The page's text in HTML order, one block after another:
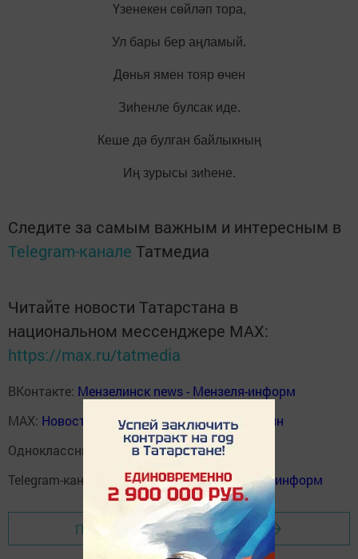
Үзенекен сөйләп тора,
Ул бары бер аңламый.
Дөнья ямен тояр өчен
Зиһенле булсак иде.
Кеше дә булган байлыкның
Иң зурысы зиһене.
Следите за самым важным и интересным в
Telegram-канале Татмедиа
Читайте новости Татарстана в
национальном мессенджере MАХ:
https://max.ru/tatmedia
ВКонтакте: Мензелинск news - Мензеля-информ
MAX: Новости Мензелинска - Мензеля онлайн
Одноклассники:
ok.ru/menzelinsk
Telegram-канал:
Мензелинск news - Мензеля-информ
Перейти на страницу новости